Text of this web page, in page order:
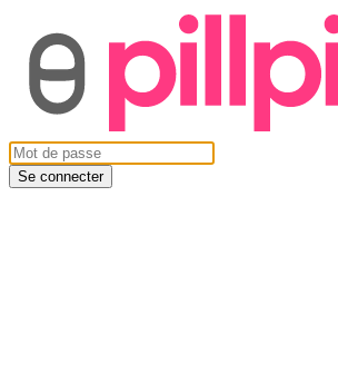
Se connecter